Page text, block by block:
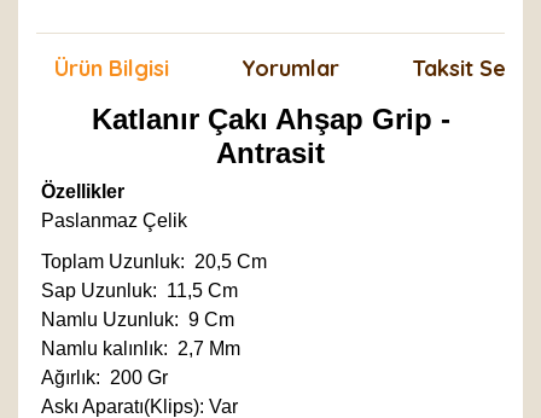
Ürün Bilgisi Yorumlar Taksit
Katlanır Çakı Ahşap Grip -
Antrasit
Özellikler
Paslanmaz Çelik
Toplam Uzunluk: 20,5 Cm
Sap Uzunluk: 11,5 Cm
Namlu Uzunluk: 9 Cm
Namlu kalınlık: 2,7 Mm
Ağırlık: 200 Gr
Askı Aparatı(Klips): Var